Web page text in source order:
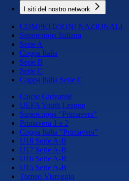
I siti del nostro network
COMPETIZIONI NAZIONALI
Supercoppa Italiana
Serie A
Coppa Italia
Serie B
Serie C
Coppa Italia Serie C
Calcio Giovanile
UEFA Youth League
Supercoppa "Primavera"
Primavera 1 e 2
Coppa Italia "Primavera"
U18 Serie A-B
U17 Serie A-B
U16 Serie A-B
U15 Serie A-B
Torneo Viareggio